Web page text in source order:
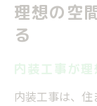
理想の空
る
内装工事が
内装工事は、